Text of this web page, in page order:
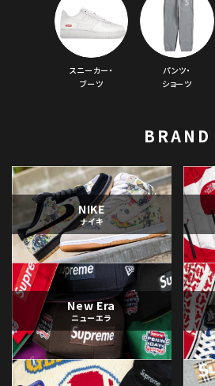
スニーカー・
ブーツ
パンツ・
ショーツ
BRAND
NIKE
ナイキ
New Era
ニューエラ